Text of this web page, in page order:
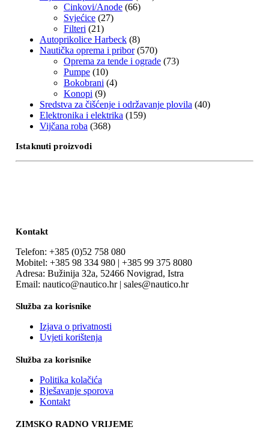
Cinkovi/Anode (66)
Svjećice (27)
Filteri (21)
Autoprikolice Harbeck (8)
Nautička oprema i pribor (570)
Oprema za tende i ograde (73)
Pumpe (10)
Bokobrani (4)
Konopi (9)
Sredstva za čišćenje i održavanje plovila (40)
Elektronika i elektrika (159)
Vijčana roba (368)
Istaknuti proizvodi
Kontakt
Telefon: +385 (0)52 758 080
Mobitel: +385 98 334 980 | +385 99 375 8080
Adresa: Bužinija 32a, 52466 Novigrad, Istra
Email: nautico@nautico.hr | sales@nautico.hr
Služba za korisnike
Izjava o privatnosti
Uvjeti korištenja
Služba za korisnike
Politika kolačića
Rješavanje sporova
Kontakt
ZIMSKO RADNO VRIJEME